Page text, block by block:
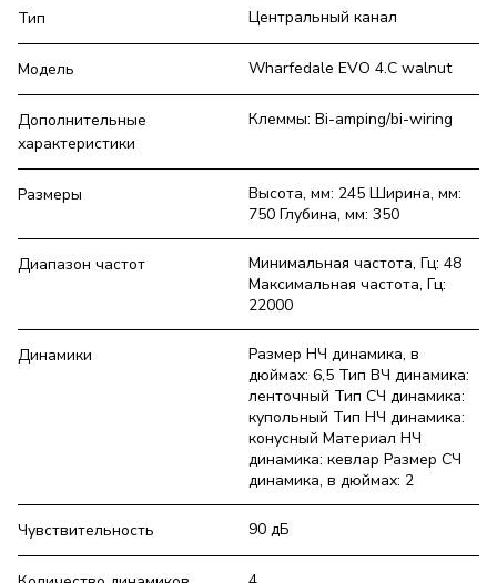
Тип Центральный канал
Модель Wharfedale EVO 4.С walnut
Дополнительные
характеристики
Клеммы: Bi-amping/bi-wiring
Размеры
Высота, мм: 245 Ширина, мм:
750 Глубина, мм: 350
Диапазон частот
Минимальная частота, Гц: 48
Максимальная частота, Гц:
22000
Динамики
Размер НЧ динамика, в
дюймах: 6,5 Тип ВЧ динамика:
ленточный Тип СЧ динамика:
купольный Тип НЧ динамика:
конусный Материал НЧ
динамика: кевлар Размер СЧ
динамика, в дюймах: 2
Чувствительность 90 дБ